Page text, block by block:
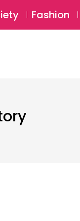
Login
Fashion